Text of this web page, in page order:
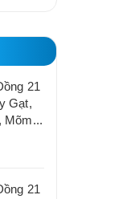
21
Gạt,
Mõm...
21